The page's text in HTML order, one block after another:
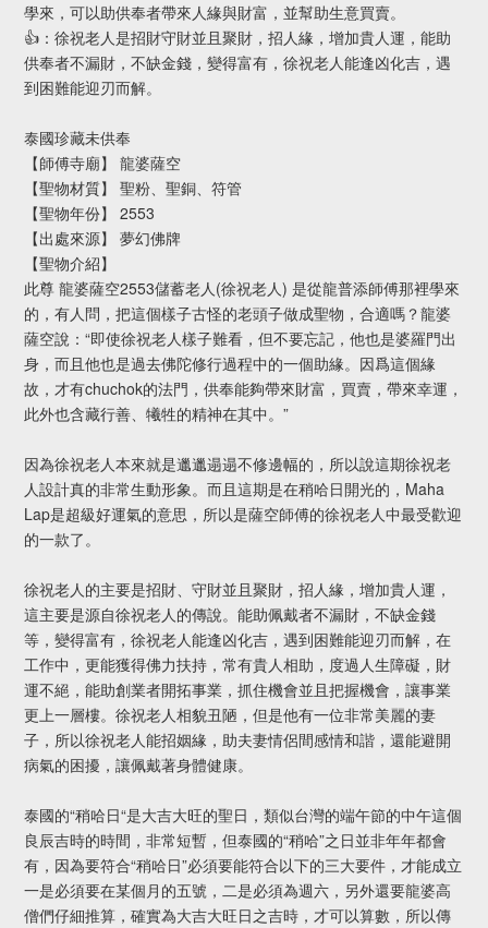
學來，可以助供奉者帶來人緣與財富，並幫助生意買賣。
👍：徐祝老人是招財守財並且聚財，招人緣，增加貴人運，能助
供奉者不漏財，不缺金錢，變得富有，徐祝老人能逢凶化吉，遇
到困難能迎刃而解。
泰國珍藏未供奉
【師傅寺廟】 龍婆薩空
【聖物材質】 聖粉、聖銅、符管
【聖物年份】 2553
【出處來源】 夢幻佛牌
【聖物介紹】
此尊 龍婆薩空2553儲蓄老人(徐祝老人) 是從龍普添師傅那裡學來
的，有人問，把這個樣子古怪的老頭子做成聖物，合適嗎？龍婆
薩空說：“即使徐祝老人樣子難看，但不要忘記，他也是婆羅門出
身，而且他也是過去佛陀修行過程中的一個助緣。因爲這個緣
故，才有chuchok的法門，供奉能夠帶來財富，買賣，帶來幸運，
此外也含藏行善、犧牲的精神在其中。”
因為徐祝老人本來就是邋邋遢遢不修邊幅的，所以說這期徐祝老
人設計真的非常生動形象。而且這期是在稍哈日開光的，Maha
Lap是超級好運氣的意思，所以是薩空師傅的徐祝老人中最受歡迎
的一款了。
徐祝老人的主要是招財、守財並且聚財，招人緣，增加貴人運，
這主要是源自徐祝老人的傳說。能助佩戴者不漏財，不缺金錢
等，變得富有，徐祝老人能逢凶化吉，遇到困難能迎刃而解，在
工作中，更能獲得佛力扶持，常有貴人相助，度過人生障礙，財
運不絕，能助創業者開拓事業，抓住機會並且把握機會，讓事業
更上一層樓。徐祝老人相貌丑陋，但是他有一位非常美麗的妻
子，所以徐祝老人能招姻緣，助夫妻情侶間感情和諧，還能避開
病氣的困擾，讓佩戴著身體健康。
泰國的“稍哈日“是大吉大旺的聖日，類似台灣的端午節的中午這個
良辰吉時的時間，非常短暫，但泰國的“稍哈”之日並非年年都會
有，因為要符合“稍哈日”必須要能符合以下的三大要件，才能成立
一是必須要在某個月的五號，二是必須為週六，另外還要龍婆高
僧們仔細推算，確實為大吉大旺日之吉時，才可以算數，所以傳